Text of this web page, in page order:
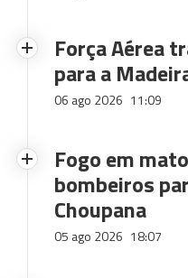
Força Aérea
para a
06 ago 2026 11:09
Fogo em
bombeiros
Choupana
05 ago 2026 18:07